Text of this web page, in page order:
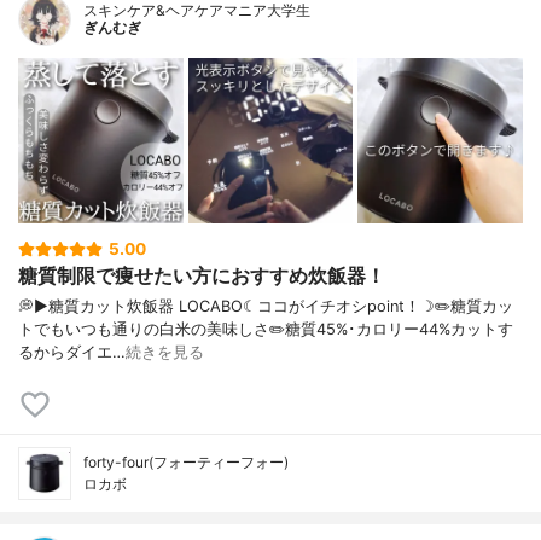
スキンケア&ヘアケアマニア大学生
ぎんむぎ
5.00
糖質制限で痩せたい方におすすめ炊飯器！
💭▶️糖質カット炊飯器 LOCABO☾ココがイチオシpoint！☽✏️糖質カッ
トでもいつも通りの白米の美味しさ✏️糖質45%･カロリー44%カットす
るからダイエ…続きを見る
forty-four(フォーティーフォー)
ロカボ